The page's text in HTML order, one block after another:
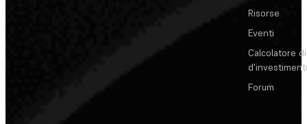
Risorse
Eventi
Calcolatore
Forum